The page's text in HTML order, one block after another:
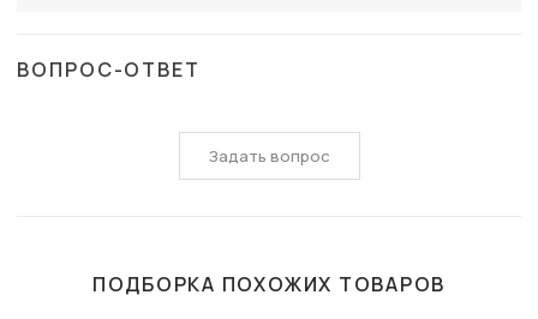
ВОПРОС-ОТВЕТ
Задать вопрос
ПОДБОРКА ПОХОЖИХ ТОВАРОВ